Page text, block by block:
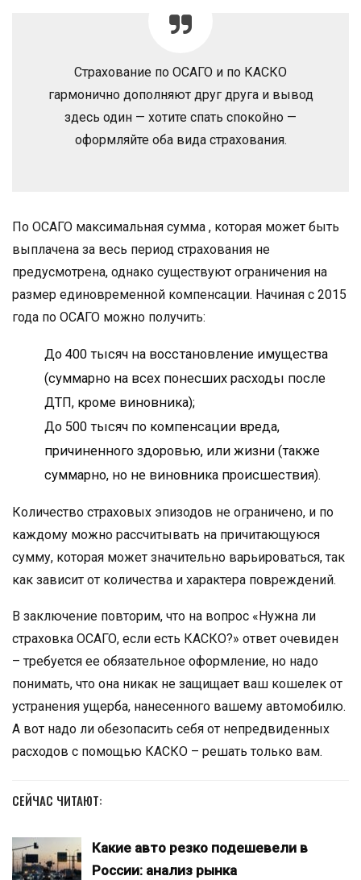
Страхование по ОСАГО и по КАСКО
гармонично дополняют друг друга и вывод
здесь один — хотите спать спокойно —
оформляйте оба вида страхования.
По ОСАГО максимальная сумма , которая может быть
выплачена за весь период страхования не
предусмотрена, однако существуют ограничения на
размер единовременной компенсации. Начиная с 2015
года по ОСАГО можно получить:
До 400 тысяч на восстановление имущества
(суммарно на всех понесших расходы после
ДТП, кроме виновника);
До 500 тысяч по компенсации вреда,
причиненного здоровью, или жизни (также
суммарно, но не виновника происшествия).
Количество страховых эпизодов не ограничено, и по
каждому можно рассчитывать на причитающуюся
сумму, которая может значительно варьироваться, так
как зависит от количества и характера повреждений.
В заключение повторим, что на вопрос «Нужна ли
страховка ОСАГО, если есть КАСКО?» ответ очевиден
– требуется ее обязательное оформление, но надо
понимать, что она никак не защищает ваш кошелек от
устранения ущерба, нанесенного вашему автомобилю.
А вот надо ли обезопасить себя от непредвиденных
расходов с помощью КАСКО – решать только вам.
СЕЙЧАС ЧИТАЮТ:
Какие авто резко подешевели в
России: анализ рынка